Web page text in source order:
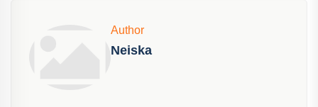
Author
Neiska